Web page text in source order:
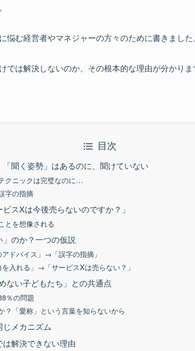
む経営者やマネジャーの方々のために書きました。
は解決しないのか、その根本的な理由が分かり
目次
聞く姿勢」はあるのに、聞けていない
クニックは完璧なのに…
字の指摘
スXは今後売らないのですか？」
とを想像される
のか？一つの仮説
ドバイス」→「誤字の指摘」
入れる」→「サービスXは売らない？」
ない子どもたち」との共通点
％の問題
？「愛称」という言葉を知らないから
じメカニズム
解決できない理由